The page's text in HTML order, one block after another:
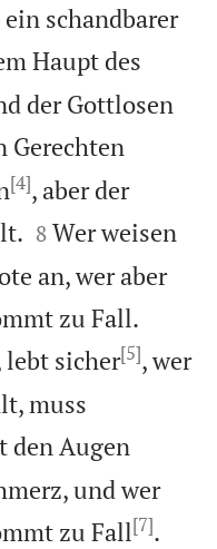
schandbarer
Haupt des
der Gottlosen
Gerechten
[4], aber der


8 Wer weisen
an, wer aber
zu Fall.
sicher[5], wer
muss
den Augen
und wer
zu Fall[7].